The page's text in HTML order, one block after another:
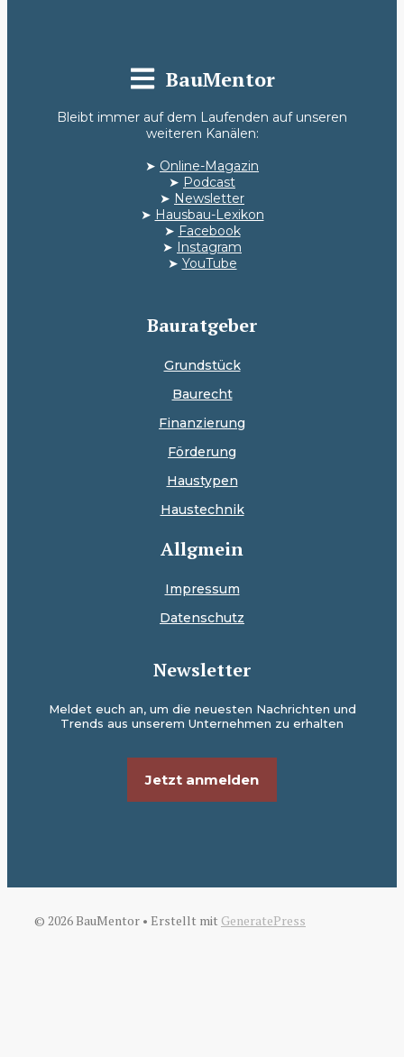
BauMentor
Bleibt immer auf dem Laufenden auf unseren
weiteren Kanälen:
➤ Online-Magazin
➤ Podcast
➤ Newsletter
➤ Hausbau-Lexikon
➤ Facebook
➤ Instagram
➤ YouTube
Bauratgeber
Grundstück
Baurecht
Finanzierung
Förderung
Haustypen
Haustechnik
Allgmein
Impressum
Datenschutz
Newsletter
Meldet euch an, um die neuesten Nachrichten und
Trends aus unserem Unternehmen zu erhalten
Jetzt anmelden
© 2026 BauMentor • Erstellt mit GeneratePress